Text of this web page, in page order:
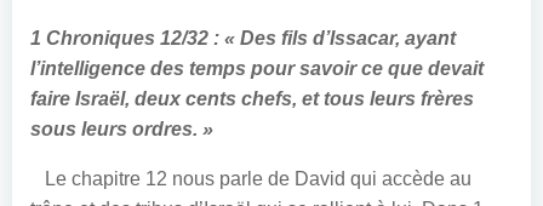
1 Chroniques 12/32 : « Des fils d’Issacar, ayant
l’intelligence des temps pour savoir ce que devait
faire Israël, deux cents chefs, et tous leurs frères
sous leurs ordres. »
Le chapitre 12 nous parle de David qui accède au